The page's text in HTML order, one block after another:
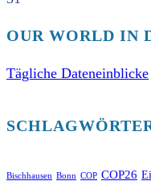
OUR WORLD IN
Tägliche Dateneinblicke
Bischhausen Bonn COP COP26